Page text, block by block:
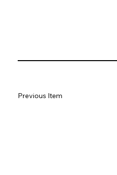
Previous Item